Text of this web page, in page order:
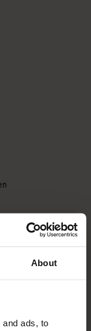
About
ads, to
ontvang?